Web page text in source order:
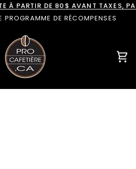
À PARTIR DE 80$ AVANT TAXES,
PROGRAMME DE RÉCOMPENSES